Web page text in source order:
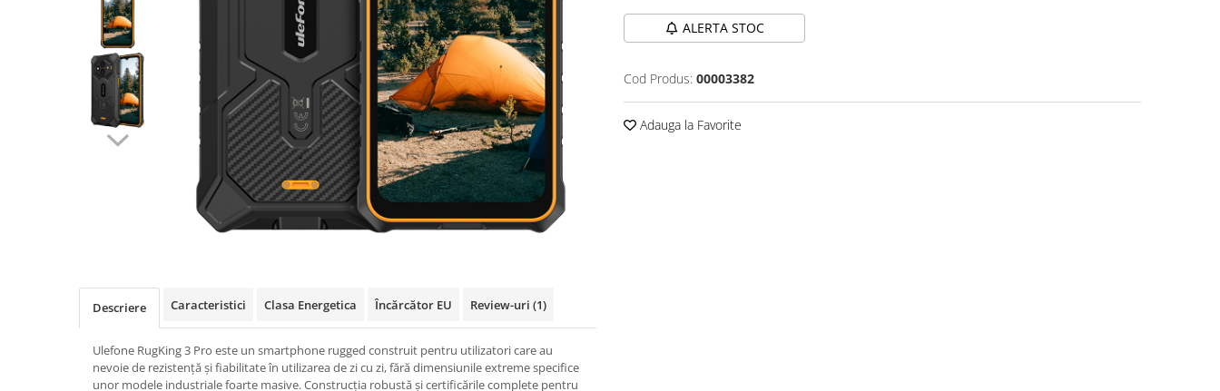
Oală sub Presiune
Gătit cu Aburi
Deshidratoare
Mașini de Spălat Vase
Mașini de Spălat Rufe
Roboți Curătenie
Roboți Aspirator
Roboți Geamuri
ALERTA STOC
Cod Produs: 00003382
Adauga la Favorite
Descriere Caracteristici Clasa Energetica Încărcător EU Review-uri (1)
Ulefone RugKing 3 Pro este un smartphone rugged construit pentru utilizatori care au
nevoie de rezistență și fiabilitate în utilizarea de zi cu zi, fără dimensiunile extreme specifice
unor modele industriale foarte masive. Construcția robustă și certificările complete pentru